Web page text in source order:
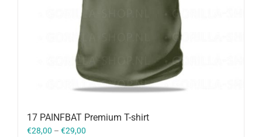
17 PAINFBAT Premium T-shirt
€28,00 – €29,00